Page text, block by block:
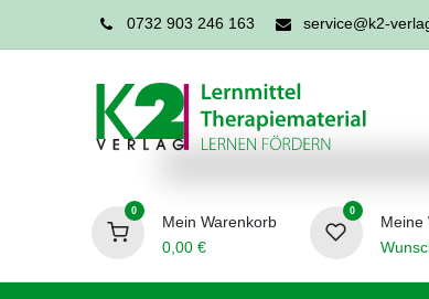
0732 903 246 163 service@k2-
0
Mein Warenkorb
0,00€
0
Meine